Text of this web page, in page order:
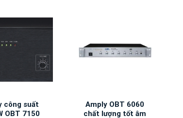
công suất
OBT 7150
Amply OBT 6060
chất lượng tốt âm